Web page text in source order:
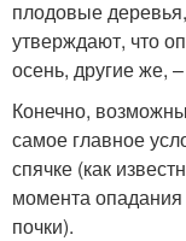
плодовые
утверждают, что
осень, другие же,
Конечно,
самое главное
спячке (как
момента опадания
почки).